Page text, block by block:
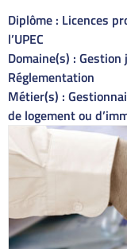
Diplôme : Licences
l’UPEC
Domaine(s) : Gestion
Réglementation
Métier(s) :
de logement ou